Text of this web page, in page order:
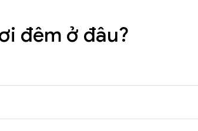
đêm ở đâu?